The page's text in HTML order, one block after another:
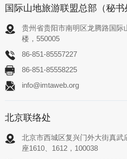
国际山地旅游联盟总部（秘书
贵州省贵阳市南明区龙腾路国际
楼，550005
86-851-85557227
86-851-85558225
info@imtaweb.org
北京联络处
北京市西城区复兴门外大街真武
座1610、1612，100038